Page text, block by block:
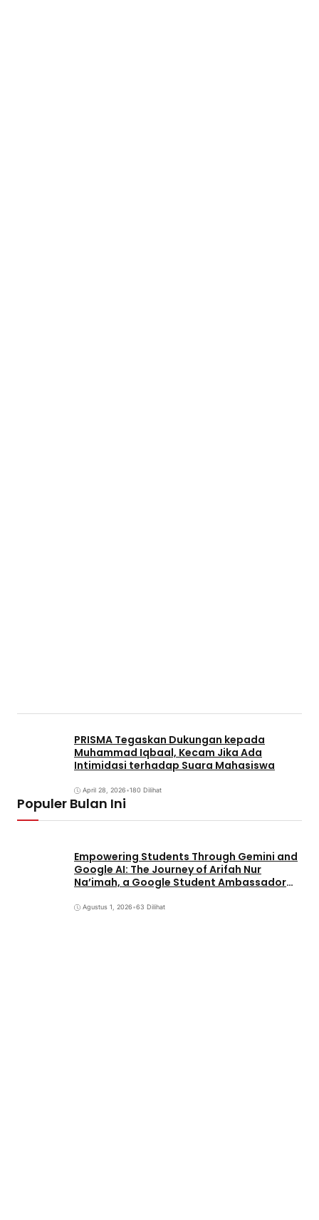
PRISMA Tegaskan Dukungan kepada
Muhammad Iqbaal, Kecam Jika Ada
Intimidasi terhadap Suara Mahasiswa
April 28, 2026•180 Dilihat
Populer Bulan Ini
Empowering Students Through Gemini and
Google AI: The Journey of Arifah Nur
Na’imah, a Google Student Ambassador
Pignatelli Triputra
Agustus 1, 2026•63 Dilihat